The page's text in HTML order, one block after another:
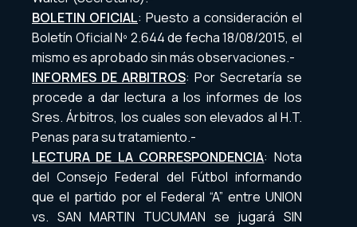
BOLETIN OFICIAL: Puesto a consideración el
Boletín Oficial Nº 2.644 de fecha 18/08/2015, el
mismo es aprobado sin más observaciones.-
INFORMES DE ARBITROS: Por Secretaría se
procede a dar lectura a los informes de los
Sres. Árbitros, los cuales son elevados al H.T.
Penas para su tratamiento.-
LECTURA DE LA CORRESPONDENCIA: Nota
del Consejo Federal del Fútbol informando
que el partido por el Federal “A” entre UNION
vs. SAN MARTIN TUCUMAN se jugará SIN